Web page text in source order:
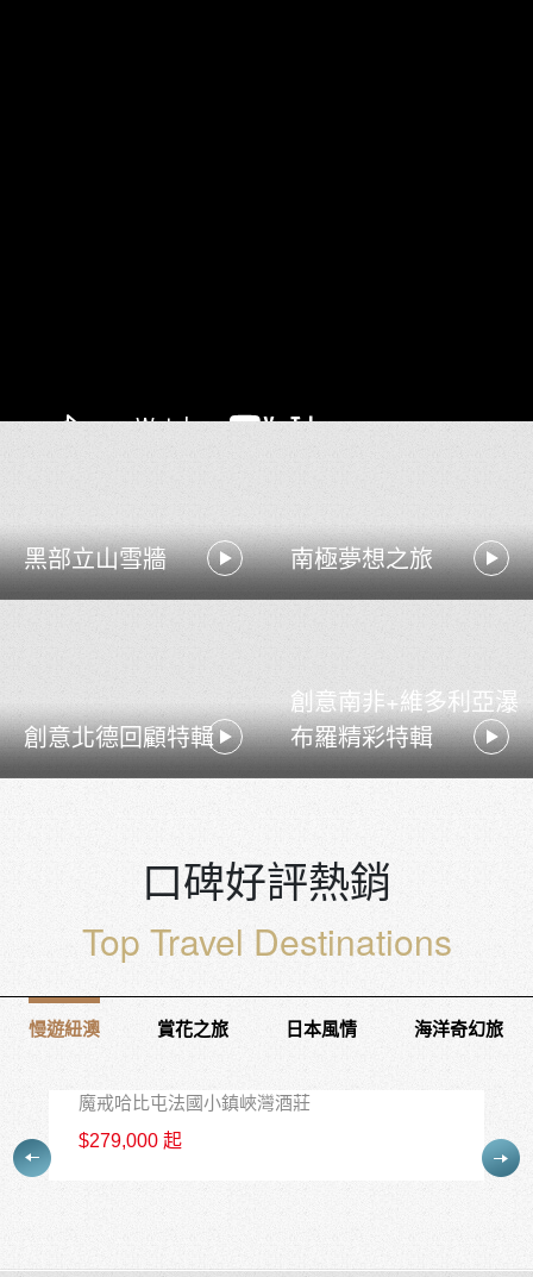
黑部立山雪牆 南極夢想之旅
創意北德回顧特輯
創意南非+維多利亞瀑
布羅精彩特輯
口碑好評熱銷
Top Travel Destinations
慢遊紐澳 賞花之旅 日本風情 海洋奇幻旅
No.4
出團日 12/17
紐西蘭南島精華10天
皇后鎮中心連泊3晚+庫克山1晚+瓦納卡1晚
$226,800 起